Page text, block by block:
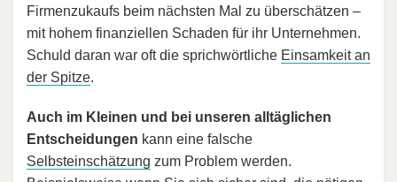
Firmenzukaufs beim nächsten Mal zu überschätzen –
mit hohem finanziellen Schaden für ihr Unternehmen.
Schuld daran war oft die sprichwörtliche Einsamkeit an
der Spitze.
Auch im Kleinen und bei unseren alltäglichen
Entscheidungen kann eine falsche
Selbsteinschätzung zum Problem werden.